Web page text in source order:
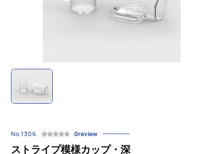
No.1306 0review
ストライプ模様カップ・深